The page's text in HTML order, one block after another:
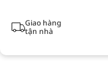
Giao hàng
tận nhà